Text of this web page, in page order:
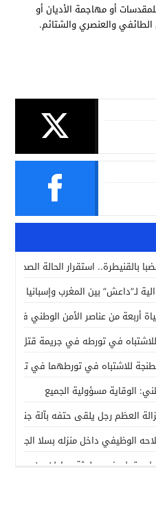
أو مهاجمة الأديان أو
الطائفي والعنصري والشتائم.
بالقنيطرة.. استقرار الحالة
لـ”داعش” بين المغرب وإسبانيا في
أربعة من عناصر الأمن الوطني في
في تورطه في جريمة قتل
للاشتباه في تورطهما في تزوير
الوقاية مسؤولية الجميع
العظم رجل يلقى حتفه بآلة جني
الوظيفي داخل منزله بسلا الجديدة
مقطع فيديو لجثة مواطن من